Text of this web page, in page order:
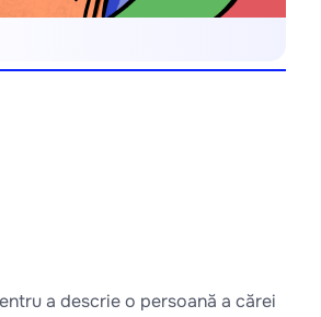
a descrie o persoană a cărei